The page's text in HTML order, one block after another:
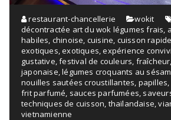
restaurant-chancellerie wokit
décontractée art du wok légumes frais,
habiles, chinoise, cuisine, cuisson
exotiques,exotiques,expérience
gustative,festival de couleurs, fraîcheur,
japonaise,légumes croquants au
nouilles sautées croustillantes, papilles,
frit parfumé, sauces parfumées,
techniques de cuisson, thaïlandaise,
vietnamienne